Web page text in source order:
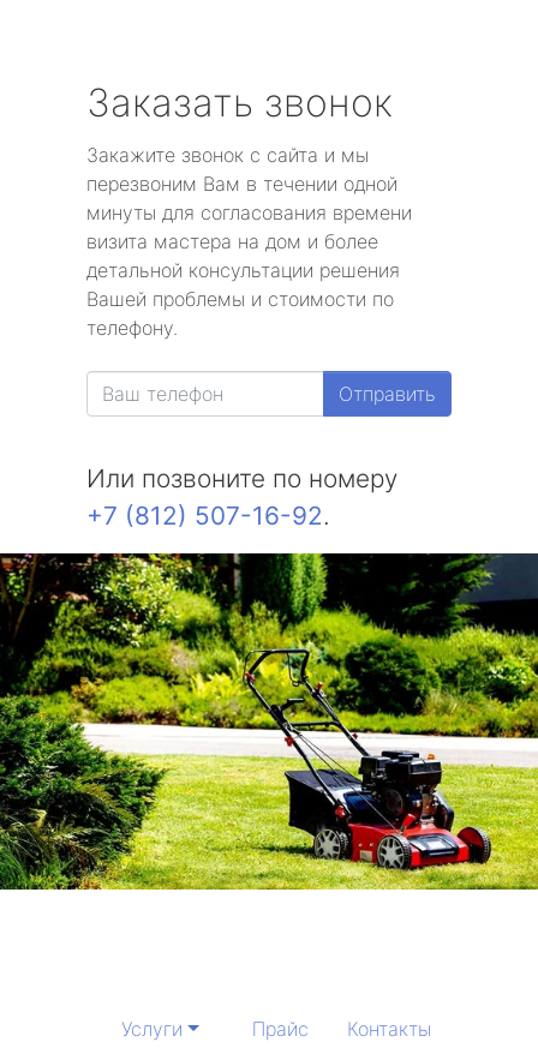
Заказать звонок
Закажите звонок с сайта и мы
перезвоним Вам в течении одной
минуты для согласования времени
визита мастера на дом и более
детальной консультации решения
Вашей проблемы и стоимости по
телефону.
Отправить
Или позвоните по номеру
+7 (812) 507-16-92.
Услуги Прайс Контакты